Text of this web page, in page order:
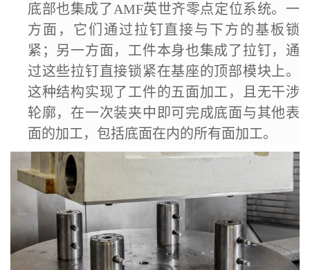
底部也集成了AMF英世齐零点定位系统。一
方面，它们通过拉钉直接与下方的基板锁
紧；另一方面，工件本身也集成了拉钉，通
过这些拉钉直接锁紧在基座的顶部模块上。
这种结构实现了工件的五面加工，且无干涉
轮廓，在一次装夹中即可完成底面与其他表
面的加工，包括底面在内的所有面加工。